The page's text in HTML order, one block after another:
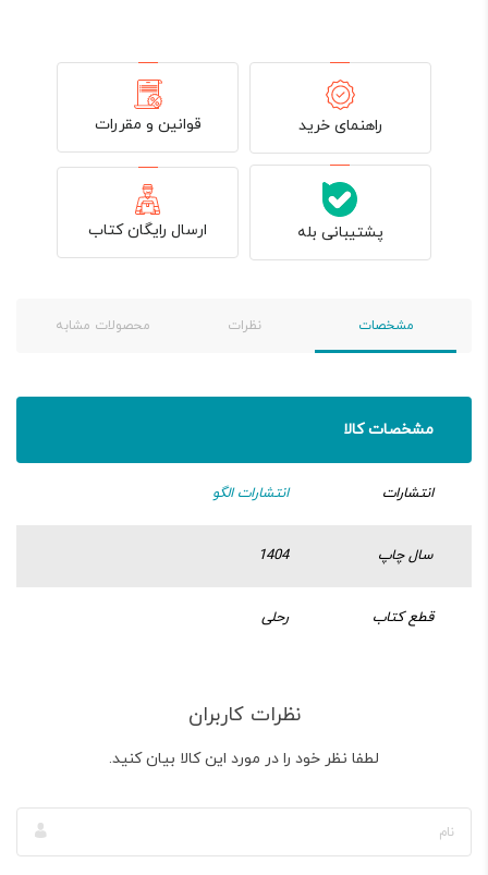
راهنمای خرید قوانین و مقررات
پشتیبانی بله ارسال رایگان کتاب
مشخصات نظرات محصولات مشابه
مشخصات کالا
انتشارات انتشارات الگو
سال چاپ 1404
قطع کتاب رحلی
نظرات کاربران
لطفا نظر خود را در مورد این کالا بیان کنید.